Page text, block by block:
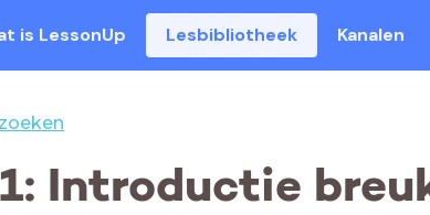
is LessonUp Lesbibliotheek Kanalen
Introductie